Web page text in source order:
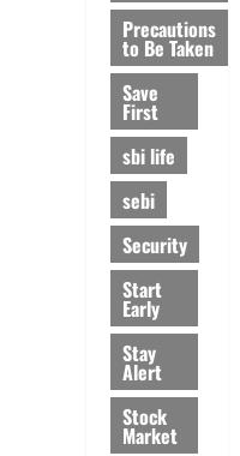
Precautions
to Be Taken
Save
First
sbi life
sebi
Security
Start
Early
Stay
Alert
Stock
Market